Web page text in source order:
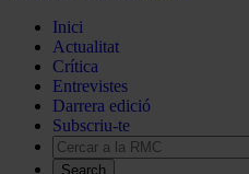
Inici
Actualitat
Crítica
Entrevistes
Darrera edició
Subscriu-te
Search